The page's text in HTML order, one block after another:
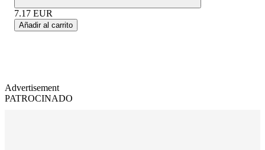
7.17 EUR
Añadir al carrito
Advertisement
PATROCINADO